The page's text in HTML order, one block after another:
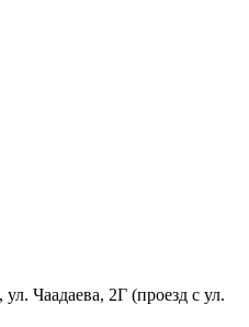
Чаадаева, 2Г (проезд с ул.